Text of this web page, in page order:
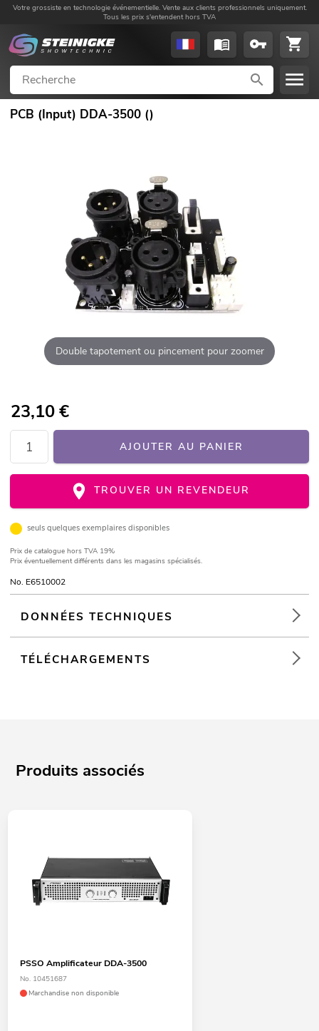
Votre grossiste en technologie événementielle. Vente aux clients professionnels uniquement.
Tous les prix s'entendent hors TVA
PCB (Input) DDA-3500 ()
Double tapotement ou pincement pour zoomer
23,10€
AJOUTER AU PANIER
TROUVER UN REVENDEUR
seuls quelques exemplaires disponibles
Prix de catalogue hors TVA 19%
Prix éventuellement différents dans les magasins spécialisés.
No. E6510002
DONNÉES TECHNIQUES
TÉLÉCHARGEMENTS
Produits associés
PSSO Amplificateur DDA-3500
No. 10451687
Marchandise non disponible